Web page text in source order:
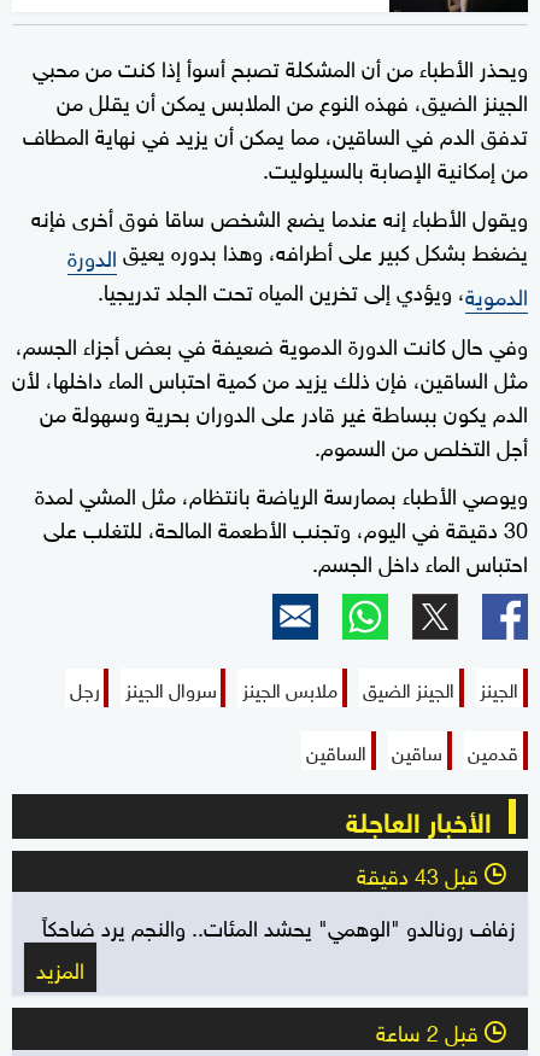
ويحذر الأطباء من أن المشكلة تصبح أسوأ إذا كنت من محبي
الجينز الضيق، فهذه النوع من الملابس يمكن أن يقلل من
تدفق الدم في الساقين، مما يمكن أن يزيد في نهاية المطاف
من إمكانية الإصابة بالسيلوليت.
ويقول الأطباء إنه عندما يضع الشخص ساقا فوق أخرى فإنه
يضغط بشكل كبير على أطرافه، وهذا بدوره يعيقالدورة
الدموية، ويؤدي إلى تخرين المياه تحت الجلد تدريجيا.
وفي حال كانت الدورة الدموية ضعيفة في بعض أجزاء الجسم،
مثل الساقين، فإن ذلك يزيد من كمية احتباس الماء داخلها، لأن
الدم يكون ببساطة غير قادر على الدوران بحرية وسهولة من
أجل التخلص من السموم.
ويوصي الأطباء بممارسة الرياضة بانتظام، مثل المشي لمدة
30 دقيقة في اليوم، وتجنب الأطعمة المالحة، للتغلب على
احتباس الماء داخل الجسم.
الجينز الجينز الضيق ملابس الجينز سروال الجينز
رجل
قدمين
ساقين الساقين
الأخبار العاجلة
l قبل 43 دقيقة
زفاف رونالدو "الوهمي" يحشد المئات.. والنجم يرد ضاحكاً
المزيد
l قبل 2 ساعة